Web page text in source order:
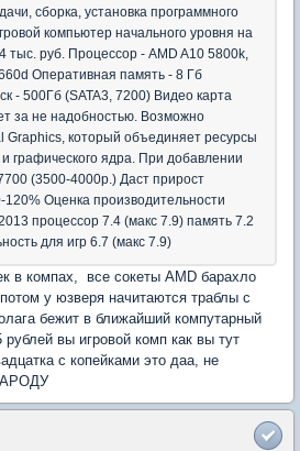
сборка, установка программного
компьютер начального уровня на
тыс. руб. Процессор - AMD A10 5800k,
Оперативная память - 8 Гб
- 500Гб (SATA3, 7200) Видео карта
за не надобностью. Возможно
Graphics, который объединяет ресурсы
графического ядра. При добавлении
(3500-4000р.) Даст прирост
120% Оценка производительности
процессор 7.4 (макс 7.9) память 7.2
для игр 6.7 (макс 7.9)
компах, все сокеты AMD барахло
у юзверя начитаются траблы с
бежит в ближайший компутарный
рублей вы игровой комп как вы тут
с копейками это даа, не